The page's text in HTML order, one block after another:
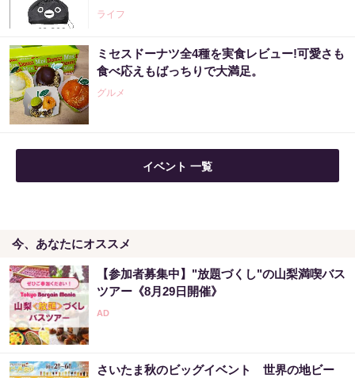
ライフ
ミセスドーナツ全4種を実食レビュー!可愛さも
食べ応えもばっちりで大満足。
グルメ
イベント 一覧
今、あなたにオススメ
【参加者募集中】"放題づくし"の山梨満喫バス
ツアー《8月29日開催》
さいたま秋のビッグイベント 世界の地ビー